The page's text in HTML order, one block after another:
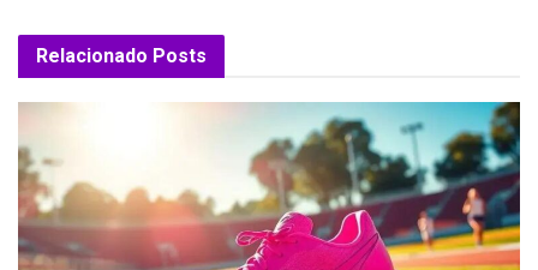
Relacionado Posts